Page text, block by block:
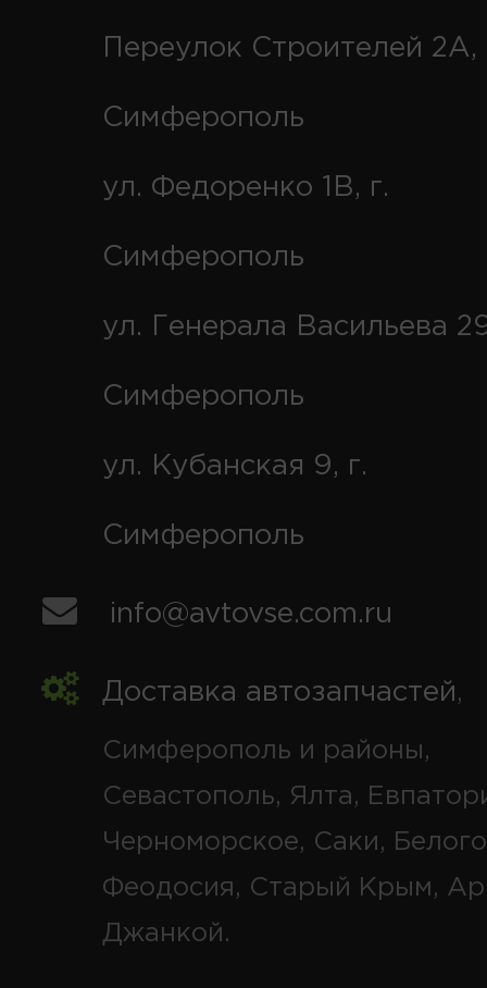
Переулок Строителей 2А,
Симферополь
ул. Федоренко 1В, г.
Симферополь
ул. Генерала Васильева
Симферополь
ул. Кубанская 9, г.
Симферополь
info@avtovse.com.ru
Доставка автозапчастей,
Симферополь и районы,
Севастополь, Ялта,
Черноморское, Саки,
Феодосия, Старый Крым,
Джанкой.